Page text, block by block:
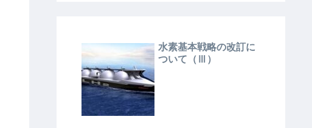
水素基本戦略の改訂に
ついて（Ⅲ）